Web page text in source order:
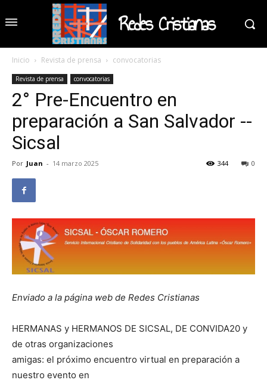
Redes Cristianas
Inicio Revista de prensa convocatorias
Revista de prensa convocatorias
2° Pre-Encuentro en
preparación a San Salvador --
Sicsal
Por Juan - 14 marzo 2025 0
344
Enviado a la página web de Redes Cristianas
HERMANAS y HERMANOS DE SICSAL, DE CONVIDA20 y
de otras organizaciones
amigas: el próximo encuentro virtual en preparación a
nuestro evento en